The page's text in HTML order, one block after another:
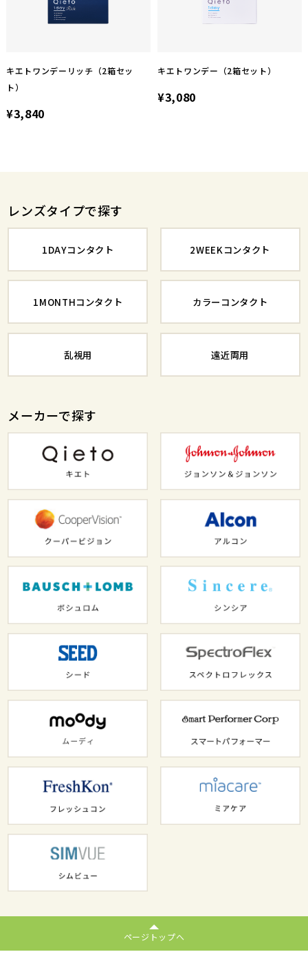
キエトワンデーリッチ（2箱セッ
ト）
¥3,840
キエトワンデー（2箱セット）
¥3,080
レンズタイプで探す
1DAYコンタクト 2WEEKコンタクト
1MONTHコンタクト カラーコンタクト
乱視用 遠近両用
メーカーで探す
ページトップへ